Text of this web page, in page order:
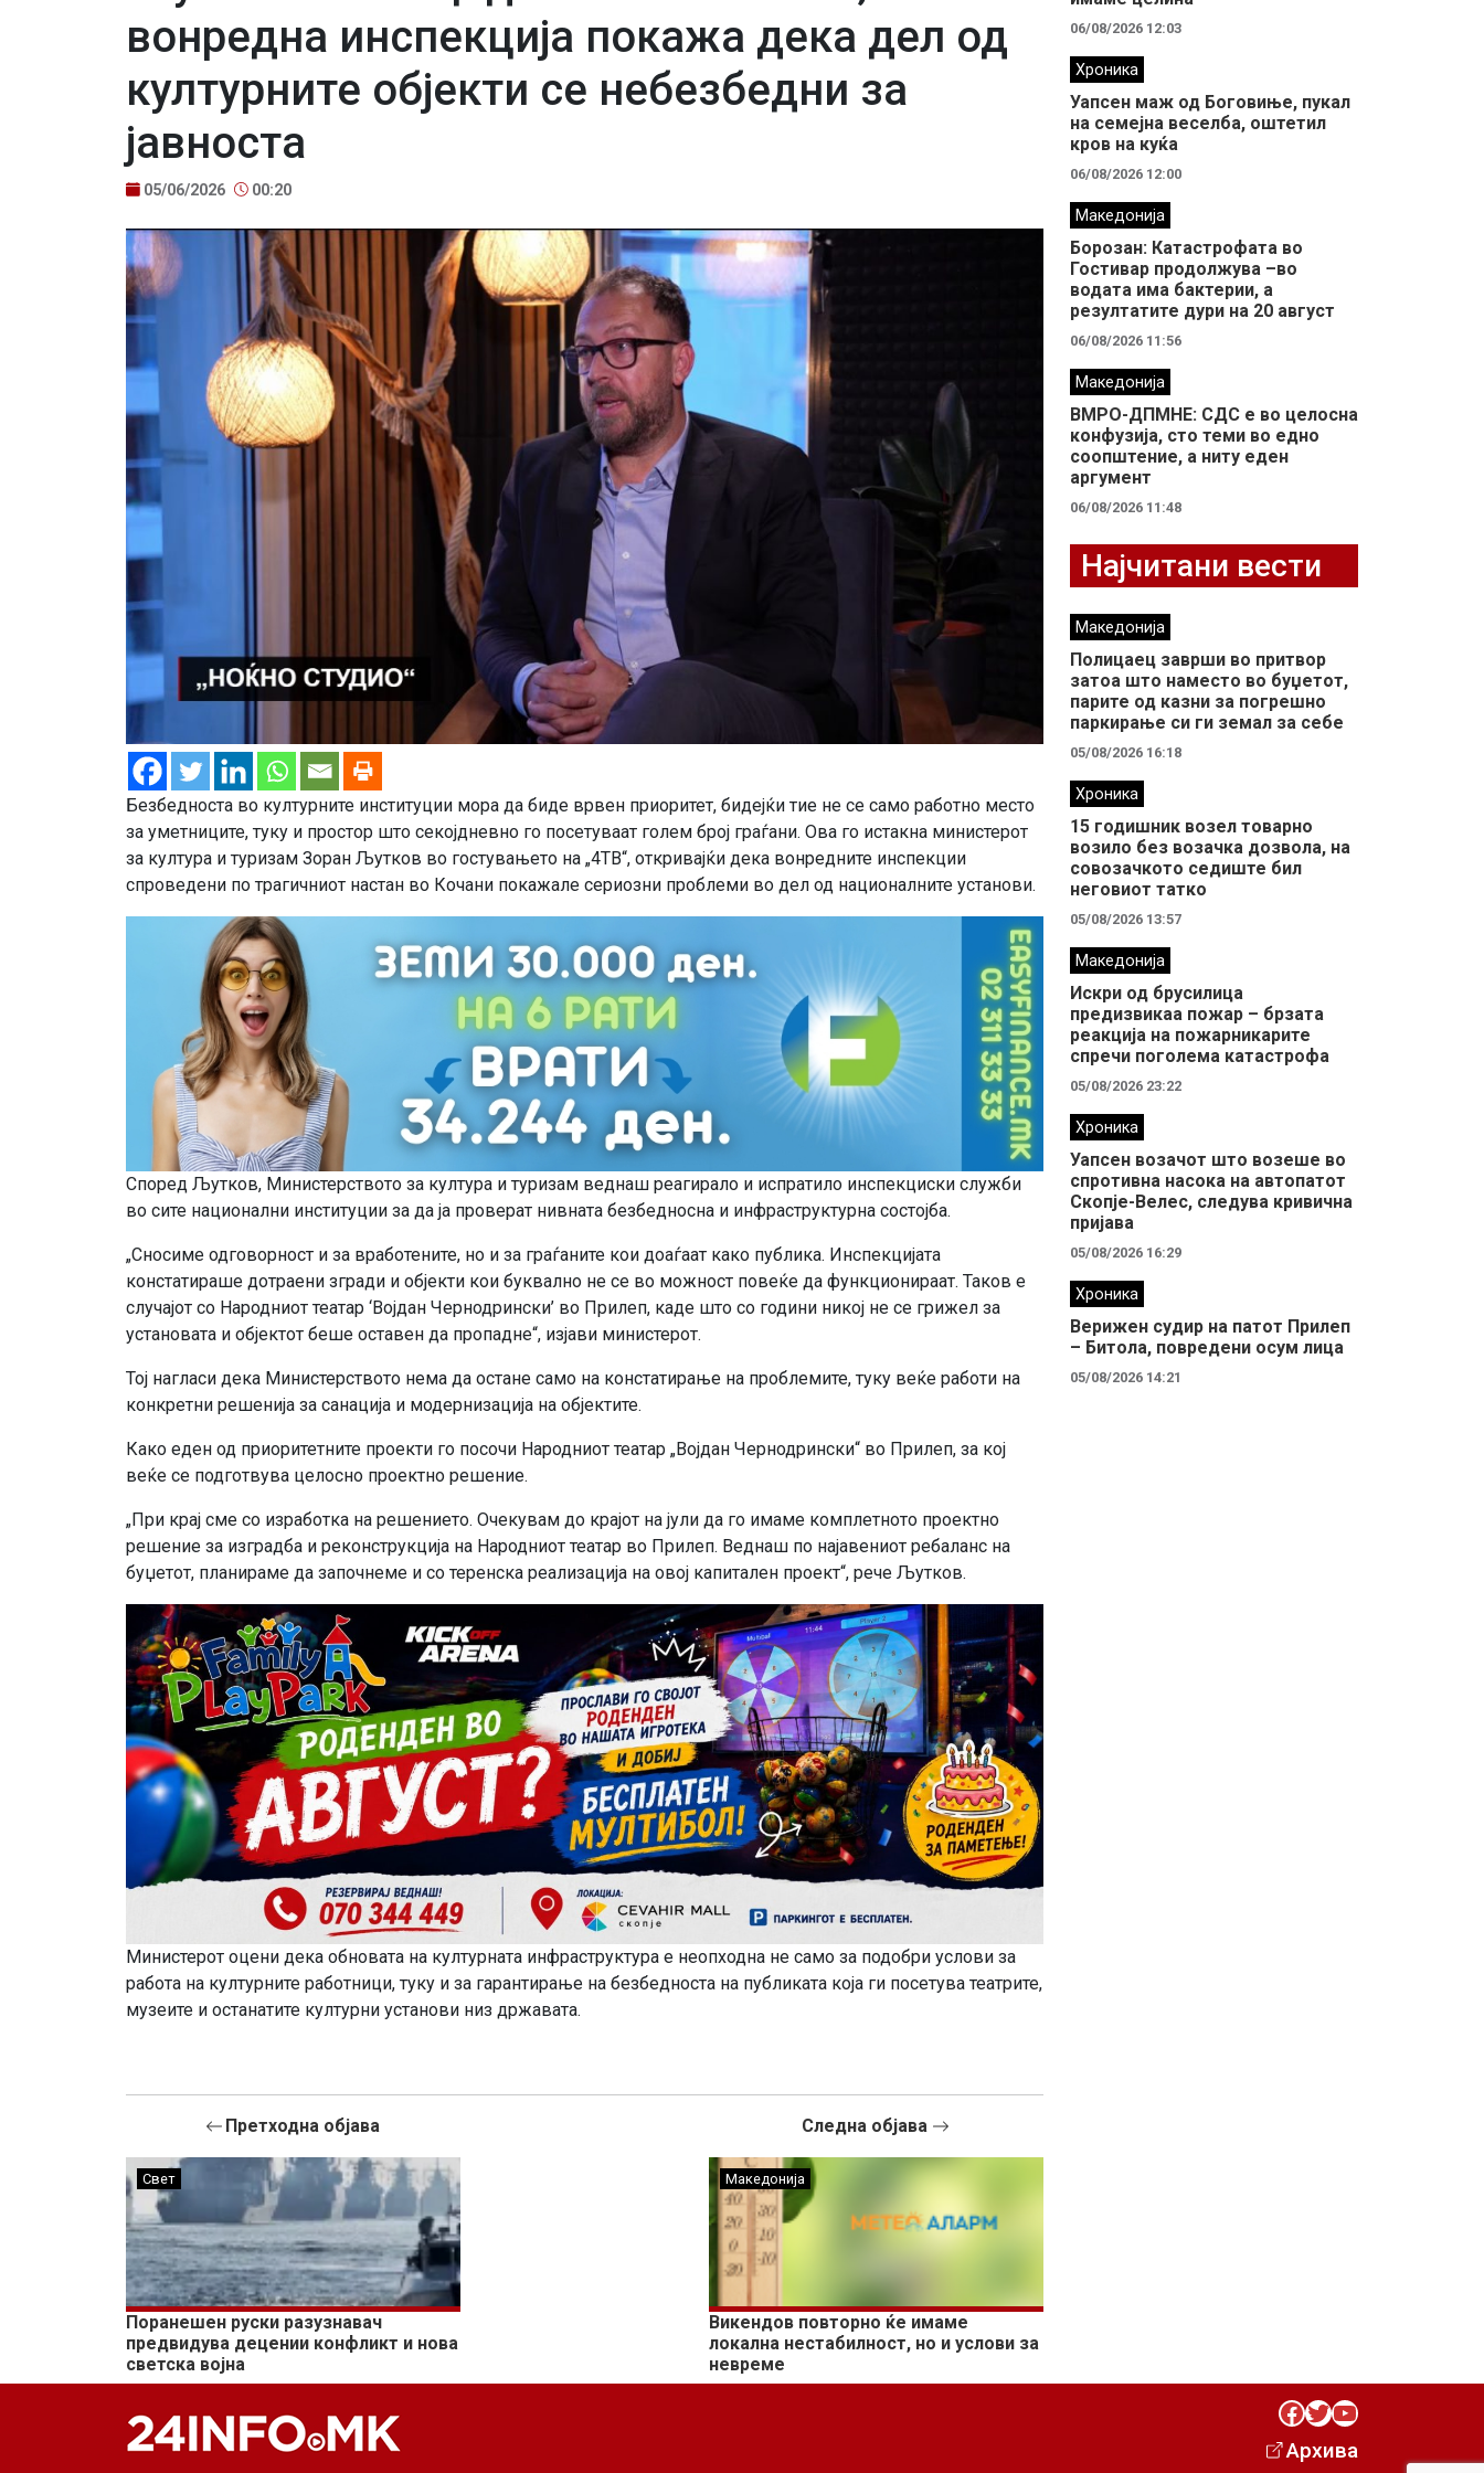
вонредна инспекција покажа дека дел од
културните објекти се небезбедни за
јавноста
05/06/2026 00:20
Безбедноста во културните институции мора да биде врвен приоритет, бидејќи тие не се само работно место
за уметниците, туку и простор што секојдневно го посетуваат голем број граѓани. Ова го истакна министерот
за култура и туризам Зоран Љутков во гостувањето на „4ТВ“, откривајќи дека вонредните инспекции
спроведени по трагичниот настан во Кочани покажале сериозни проблеми во дел од националните установи.
Според Љутков, Министерството за култура и туризам веднаш реагирало и испратило инспекциски служби
во сите национални институции за да ја проверат нивната безбедносна и инфраструктурна состојба.
„Сносиме одговорност и за вработените, но и за граѓаните кои доаѓаат како публика. Инспекцијата
констатираше дотраени згради и објекти кои буквално не се во можност повеќе да функционираат. Таков е
случајот со Народниот театар ‘Војдан Чернодрински’ во Прилеп, каде што со години никој не се грижел за
установата и објектот беше оставен да пропадне“, изјави министерот.
Тој нагласи дека Министерството нема да остане само на констатирање на проблемите, туку веќе работи на
конкретни решенија за санација и модернизација на објектите.
Како еден од приоритетните проекти го посочи Народниот театар „Војдан Чернодрински“ во Прилеп, за кој
веќе се подготвува целосно проектно решение.
„При крај сме со изработка на решението. Очекувам до крајот на јули да го имаме комплетното проектно
решение за изградба и реконструкција на Народниот театар во Прилеп. Веднаш по најавениот ребаланс на
буџетот, планираме да започнеме и со теренска реализација на овој капитален проект“, рече Љутков.
Министерот оцени дека обновата на културната инфраструктура е неопходна не само за подобри услови за
работа на културните работници, туку и за гарантирање на безбедноста на публиката која ги посетува театрите,
музеите и останатите културни установи низ државата.
Претходна објава
Свет
Поранешен руски разузнавач
предвидува децении конфликт и нова
светска војна
Следна објава
Македонија
Викендов повторно ќе имаме
локална нестабилност, но и услови за
невреме
06/08/2026 12:03
Хроника
Уапсен маж од Боговиње, пукал
на семејна веселба, оштетил
кров на куќа
06/08/2026 12:00
Македонија
Борозан: Катастрофата во
Гостивар продолжува –во
водата има бактерии, а
резултатите дури на 20 август
06/08/2026 11:56
Македонија
ВМРО-ДПМНЕ: СДС е во целосна
конфузија, сто теми во едно
соопштение, а ниту еден
аргумент
06/08/2026 11:48
Најчитани вести
Македонија
Полицаец заврши во притвор
затоа што наместо во буџетот,
парите од казни за погрешно
паркирање си ги земал за себе
05/08/2026 16:18
Хроника
15 годишник возел товарно
возило без возачка дозвола, на
совозачкото седиште бил
неговиот татко
05/08/2026 13:57
Македонија
Искри од брусилица
предизвикаа пожар – брзата
реакција на пожарникарите
спречи поголема катастрофа
05/08/2026 23:22
Хроника
Уапсен возачот што возеше во
спротивна насока на автопатот
Скопје-Велес, следува кривична
пријава
05/08/2026 16:29
Хроника
Верижен судир на патот Прилеп
– Битола, повредени осум лица
05/08/2026 14:21
Facebook Twitter YouTube
Архива